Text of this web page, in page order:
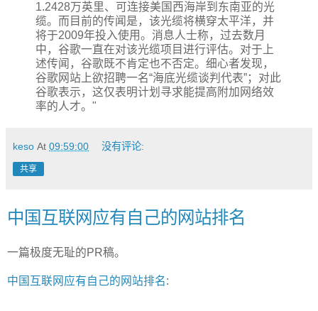
1.2428万英里、可连接美国西海岸到东南亚的光
缆。而目前的传闻是，该光缆将横穿太平洋，并
将于2009年投入使用。消息人士称，过去数月
中，谷歌一直在对该光缆项目进行评估。对于上
述传闻，谷歌既不肯定也不否定。细心者发现，
谷歌网站上欲招聘一名“海底光缆谈判代表”；对此
谷歌表示，这仅表明计划寻求能提高附加网络效
率的人才。"
keso At 09:59:00 没有评论:
共享
中国互联网应有自己的网站排名
一篇极度无耻的PR稿。
中国互联网应有自己的网站排名: